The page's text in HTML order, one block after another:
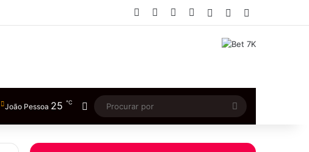
Facebook YouTubeInstagram
Entrar Artigo aleatório
João Pessoa 25 ℃ Switch skin
Procurar
por